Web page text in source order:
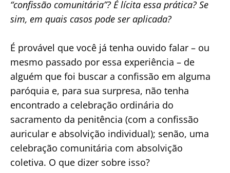
e
b
o
o
k
s
A
p
p
er l y
Li
n
k
e
“confissão comunitária”? É lícita essa prática? Se
sim, em quais casos pode ser aplicada?
É provável que você já tenha ouvido falar – ou
mesmo passado por essa experiência – de
alguém que foi buscar a confissão em alguma
paróquia e, para sua surpresa, não tenha
encontrado a celebração ordinária do
sacramento da penitência (com a confissão
auricular e absolvição individual); senão, uma
celebração comunitária com absolvição
coletiva. O que dizer sobre isso?